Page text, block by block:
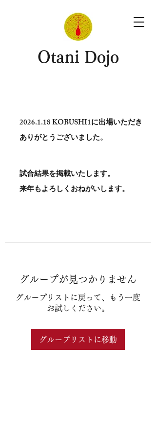
​Otani Dojo
2026.1.18KOBUSHI1に出場いただき
ありがとう​ございました。
試合結果を掲載いたします。
​来年もよろしくおねがいします。
グループが見つかりません
グループリストに戻って、もう一度
お試しください。
グループリストに移動